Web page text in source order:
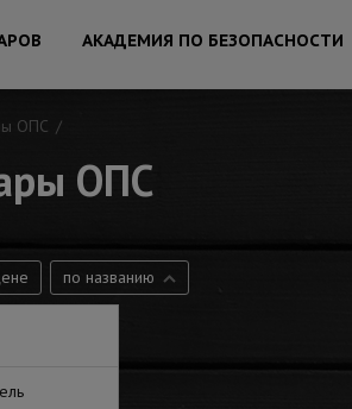
АКАДЕМИЯ ПО БЕЗОПАСНОСТИ
ОПС
ОПС
по названию